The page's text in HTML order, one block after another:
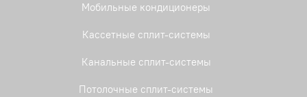
Мобильные кондиционеры
Кассетные сплит-системы
Канальные сплит-системы
Потолочные сплит-системы